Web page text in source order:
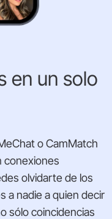
en un solo
o CamMatch
conexiones
olvidarte de los
a nadie a quien decir
sólo coincidencias